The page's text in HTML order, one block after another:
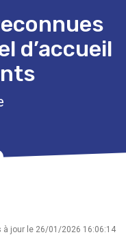
d’accueil
à jour le 26/01/2026 16:06:14